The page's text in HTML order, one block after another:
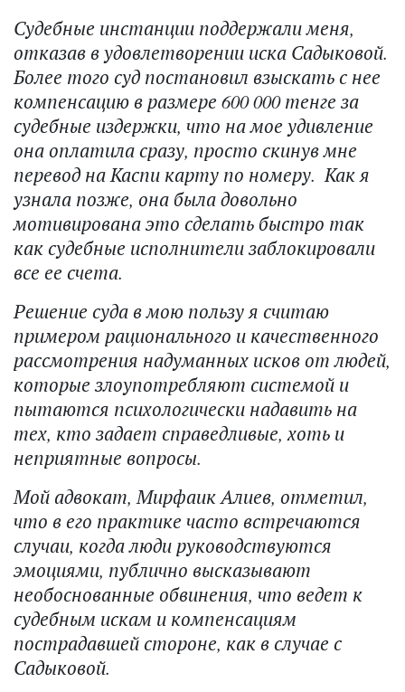
Судебные инстанции поддержали меня,
отказав в удовлетворении иска Садыковой.
Более того суд постановил взыскать с нее
компенсацию в размере 600 000 тенге за
судебные издержки, что на мое удивление
она оплатила сразу, просто скинув мне
перевод на Каспи карту по номеру. Как я
узнала позже, она была довольно
мотивирована это сделать быстро так
как судебные исполнители заблокировали
все ее счета.
Решение суда в мою пользу я считаю
примером рационального и качественного
рассмотрения надуманных исков от людей,
которые злоупотребляют системой и
пытаются психологически надавить на
тех, кто задает справедливые, хоть и
неприятные вопросы.
Мой адвокат, Мирфаик Алиев, отметил,
что в его практике часто встречаются
случаи, когда люди руководствуются
эмоциями, публично высказывают
необоснованные обвинения, что ведет к
судебным искам и компенсациям
пострадавшей стороне, как в случае с
Садыковой.